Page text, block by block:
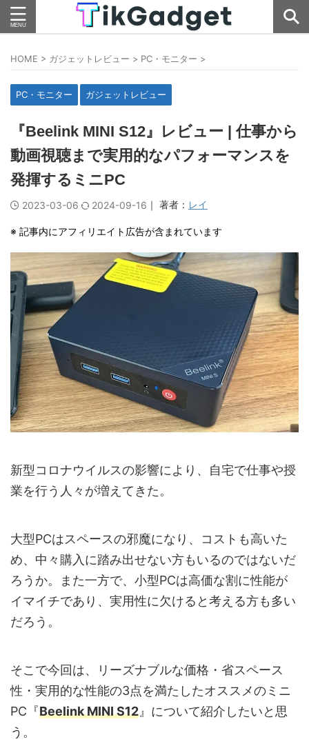
HOME > ガジェットレビュー > PC・モニター >
PC・モニター ガジェットレビュー
『Beelink MINI S12』レビュー | 仕事から
動画視聴まで実用的なパフォーマンスを
発揮するミニPC
2023-03-06 2024-09-16 ｜ 著者： レイ
※ 記事内にアフィリエイト広告が含まれています
新型コロナウイルスの影響により、自宅で仕事や授
業を行う人々が増えてきた。
大型PCはスペースの邪魔になり、コストも高いた
め、中々購入に踏み出せない方もいるのではないだ
ろうか。また一方で、小型PCは高価な割に性能が
イマイチであり、実用性に欠けると考える方も多い
だろう。
そこで今回は、リーズナブルな価格・省スペース
性・実用的な性能の3点を満たしたオススメのミニ
PC『Beelink MINI S12』について紹介したいと思
う。